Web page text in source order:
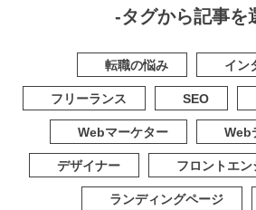
-タグから記事を
転職の悩み
イン
フリーランス
SEO
Webマーケター
Web
デザイナー
フロントエン
ランディングページ